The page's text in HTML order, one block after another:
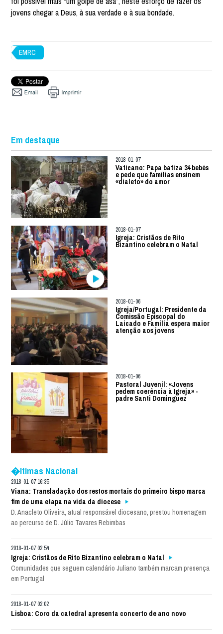
jovens chegar a Deus, à sua verdade e à sua bondade.
EMRC
Em destaque
2018-01-07
Vaticano: Papa batiza 34 bebés
e pede que famílias ensinem
«dialeto» do amor
2018-01-07
Igreja: Cristãos de Rito
Bizantino celebram o Natal
2018-01-06
Igreja/Portugal: Presidente da
Comissão Episcopal do
Laicado e Família espera maior
atenção aos jovens
2018-01-06
Pastoral Juvenil: «Jovens
pedem coerência à Igreja» -
padre Santi Dominguez
�ltimas Nacional
2018-01-07 16:35
Viana: Transladação dos restos mortais do primeiro bispo marca
fim de uma etapa na vida da diocese
D. Anacleto Oliveira, atual responsável diocesano, prestou homenagem
ao percurso de D. Júlio Tavares Rebimbas
2018-01-07 02:54
Igreja: Cristãos de Rito Bizantino celebram o Natal
Comunidades que seguem calendário Juliano também marcam presença
em Portugal
2018-01-07 02:02
Lisboa: Coro da catedral apresenta concerto de ano novo